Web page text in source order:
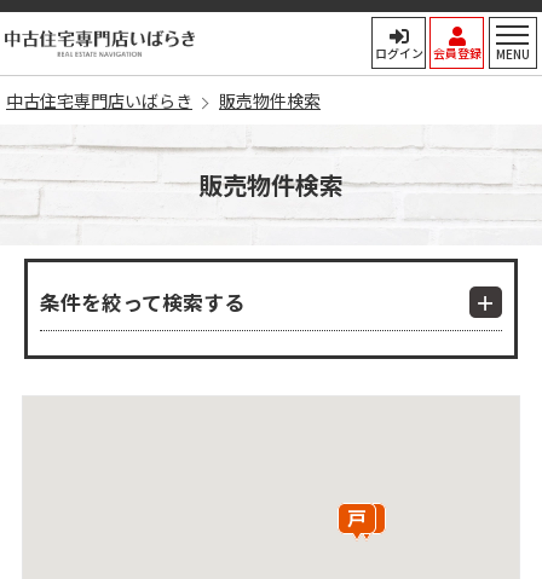
中古住宅専門店いばらき
ログイン 会員登録 MENU
中古住宅専門店いばらき 販売物件検索
販売物件検索
条件を絞って検索する